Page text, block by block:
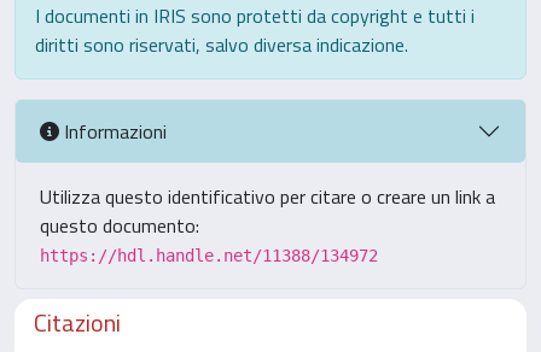
I documenti in IRIS sono protetti da copyright e tutti i
diritti sono riservati, salvo diversa indicazione.
Informazioni
Utilizza questo identificativo per citare o creare un link a
questo documento:
https://hdl.handle.net/11388/134972
Citazioni